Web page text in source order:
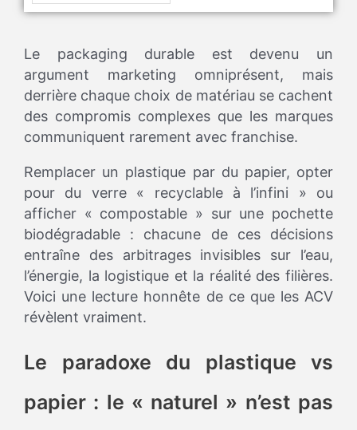
Rated5.00
Le packaging durable est devenu un
argument marketing omniprésent, mais
derrière chaque choix de matériau se cachent
des compromis complexes que les marques
communiquent rarement avec franchise.
Remplacer un plastique par du papier, opter
pour du verre « recyclable à l’infini » ou
afficher « compostable » sur une pochette
biodégradable : chacune de ces décisions
entraîne des arbitrages invisibles sur l’eau,
l’énergie, la logistique et la réalité des filières.
Voici une lecture honnête de ce que les ACV
révèlent vraiment.
Le paradoxe du plastique vs
papier : le « naturel » n’est pas